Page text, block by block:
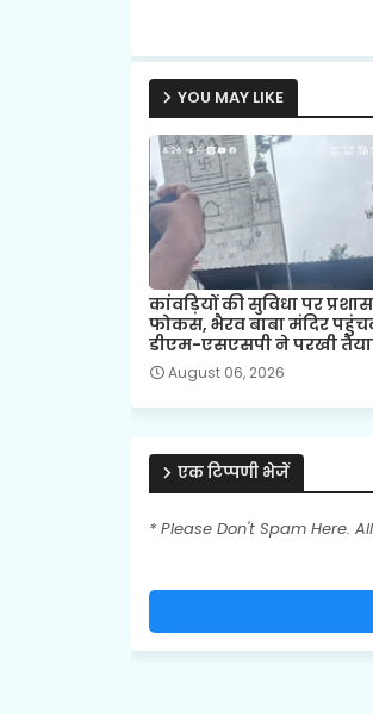
YOU MAY LIKE
कांवड़ियों की सुविधा पर
फोकस, भैरव बाबा मंदिर
डीएम-एसएसपी ने परखी
August 06, 2026
एक टिप्पणी भेजें
* Please Don't Spam Here.